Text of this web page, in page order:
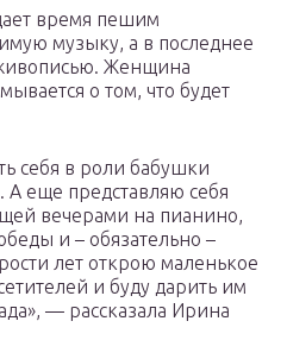
время пешим
музыку, а в последнее
живописью. Женщина
о том, что будет
себя в роли бабушки
еще представляю себя
вечерами на пианино,
и – обязательно –
лет открою маленькое
и буду дарить им
— рассказала Ирина